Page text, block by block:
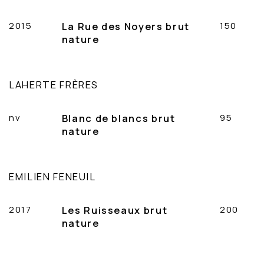
2015
La Rue des Noyers brut
nature
150
LAHERTE FRÈRES
nv
Blanc de blancs brut
nature
95
EMILIEN FENEUIL
2017
Les Ruisseaux brut
nature
200